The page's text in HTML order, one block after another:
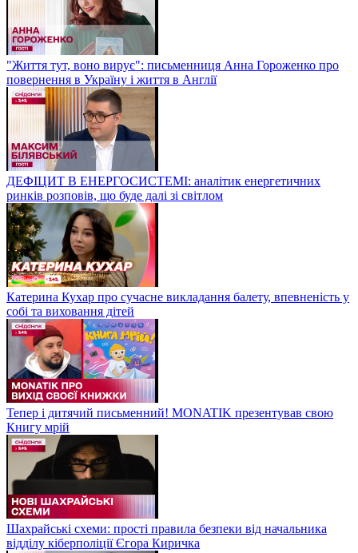
"Життя тут, воно вирує": письменниця Анна Гороженко про
повернення в Україну і життя в Англії
ДЕФІЦИТ В ЕНЕРГОСИСТЕМІ: аналітик енергетичних
ринків розповів, що буде далі зі світлом
Катерина Кухар про сучасне викладання балету, впевненість у
собі та виховання дітей
Тепер і дитячий письменний! MONATIK презентував свою
Книгу мрій
Шахрайські схеми: прості правила безпеки від начальника
відділу кіберполіції Єгора Киричка